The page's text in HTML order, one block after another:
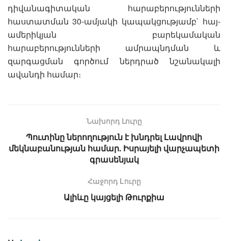
դիվանագիտական հարաբերությունների
հաստատման 30-ամյակի կապակցությամբ` հայ-
ամերիկյան բարեկամական
հարաբերությունների ամրապնդման և
զարգացման գործում ներդրած նշանակալի
ավանդի համար։
Նախորդ Լուրը
Պուտինը ներողություն է խնդրել Լավրովի
մեկնաբանության համար. Իսրայելի վարչապետի
գրասենյակ
Հաջորդ Lուրը
Ալիևը կայցելի Թուրքիա